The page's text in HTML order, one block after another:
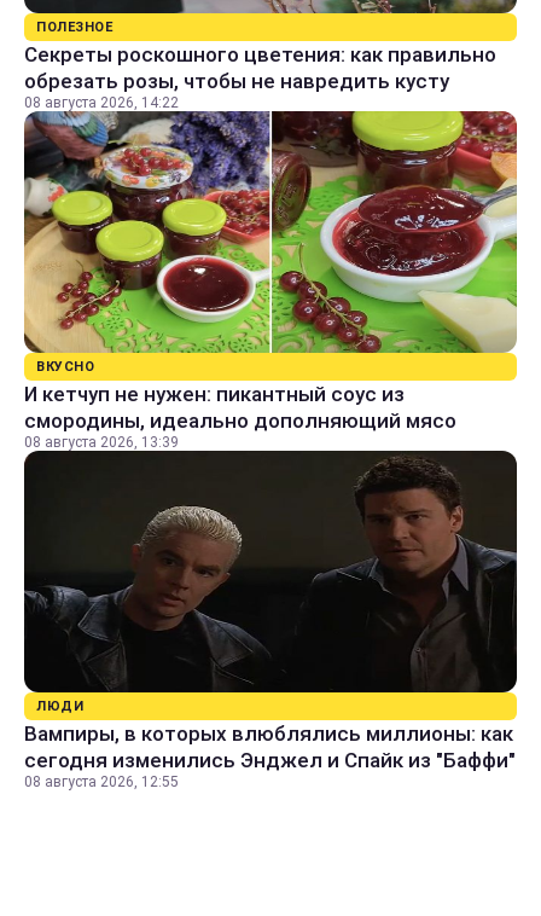
ПОЛЕЗНОЕ
Секреты роскошного цветения: как правильно
обрезать розы, чтобы не навредить кусту
08 августа 2026, 14:22
ВКУСНО
И кетчуп не нужен: пикантный соус из
смородины, идеально дополняющий мясо
08 августа 2026, 13:39
ЛЮДИ
Вампиры, в которых влюблялись миллионы: как
сегодня изменились Энджел и Спайк из "Баффи"
08 августа 2026, 12:55